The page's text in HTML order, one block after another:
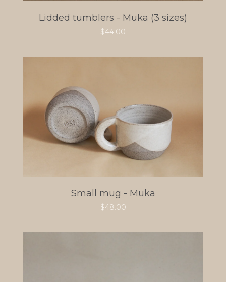
Lidded tumblers - Muka (3 sizes)
$44.00
Small mug - Muka
$48.00